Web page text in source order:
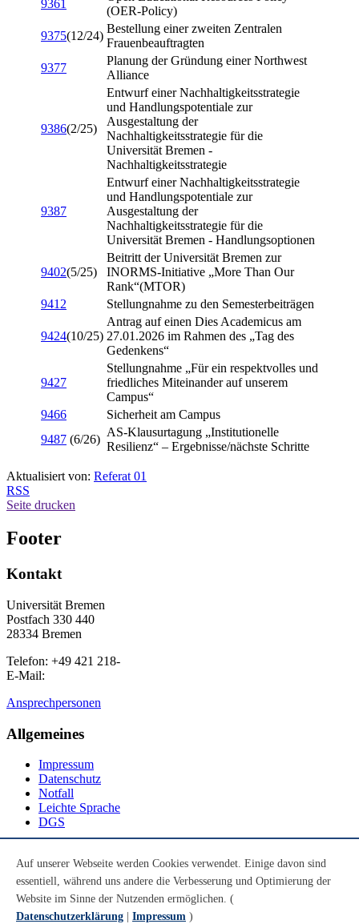
9361
(OER-Policy)
9375(12/24)
Bestellung einer zweiten Zentralen
Frauenbeauftragten
9377
Planung der Gründung einer Northwest
Alliance
9386(2/25)
Entwurf einer Nachhaltigkeitsstrategie
und Handlungspotentiale zur
Ausgestaltung der
Nachhaltigkeitsstrategie für die
Universität Bremen -
Nachhaltigkeitsstrategie
9387
Entwurf einer Nachhaltigkeitsstrategie
und Handlungspotentiale zur
Ausgestaltung der
Nachhaltigkeitsstrategie für die
Universität Bremen - Handlungsoptionen
9402(5/25)
Beitritt der Universität Bremen zur
INORMS-Initiative „More Than Our
Rank“(MTOR)
9412
Stellungnahme zu den Semesterbeiträgen
9424(10/25)
Antrag auf einen Dies Academicus am
27.01.2026 im Rahmen des „Tag des
Gedenkens“
9427
Stellungnahme „Für ein respektvolles und
friedliches Miteinander auf unserem
Campus“
9466
Sicherheit am Campus
9487 (6/26)
AS-Klausurtagung „Institutionelle
Resilienz“ – Ergebnisse/nächste Schritte
Aktualisiert von: Referat 01
RSS
Seite drucken
Footer
Kontakt
Universität Bremen
Postfach 330 440
28334 Bremen
Telefon: +49 421 218-
E-Mail:
Ansprechpersonen
Allgemeines
Impressum
Datenschutz
Notfall
Leichte Sprache
DGS
Youtube
Instagram
LinkedIn
Auf unserer Webseite werden Cookies verwendet. Einige davon sind
essentiell, während uns andere die Verbesserung und Optimierung der
Website im Sinne der Nutzenden ermöglichen. (
Datenschutzerklärung
Impressum )